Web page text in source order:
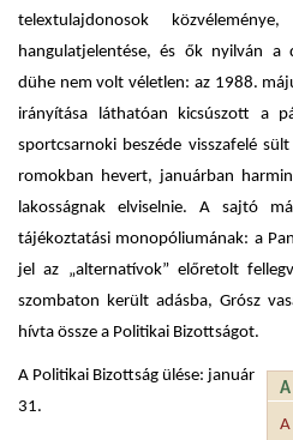
telextulajdonosok
hangulatjelentése, és ők nyilván a
dühe nem volt véletlen: az 1988.
irányítása láthatóan kicsúszott a
sportcsarnoki beszéde visszafelé
romokban hevert, januárban
lakosságnak elviselnie. A sajtó
tájékoztatási monopóliumának: a
jel az „alternatívok” előretolt
szombaton került adásba, Grósz
hívta össze a Politikai Bizottságot.
A Politikai Bizottság ülése: január
31.